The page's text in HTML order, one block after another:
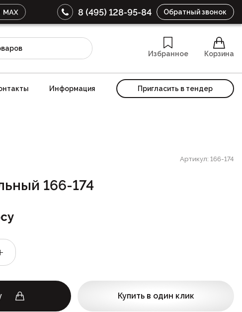
8 (495) 128-95-84 Обратный звонок
Избранное Корзина
Информация Пригласить в тендер
Артикул: 166-174
166-174
Купить в один клик